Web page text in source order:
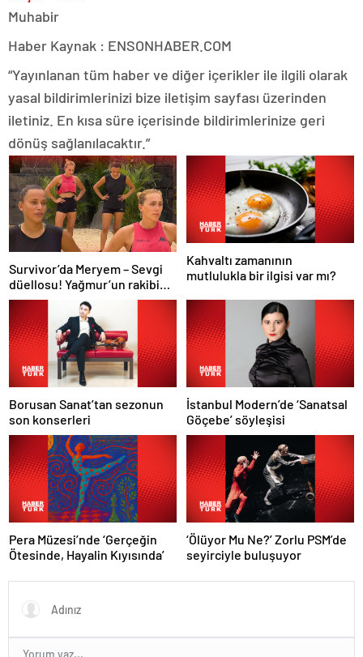
Muhabir
Haber Kaynak : ENSONHABER.COM
“Yayınlanan tüm haber ve diğer içerikler ile ilgili olarak
yasal bildirimlerinizi bize iletişim sayfası üzerinden
iletiniz. En kısa süre içerisinde bildirimlerinize geri
dönüş sağlanılacaktır.”
Survivor’da Meryem – Sevgi
düellosu! Yağmur’un rakibi
belli oldu
Kahvaltı zamanının
mutlulukla bir ilgisi var mı?
Borusan Sanat’tan sezonun
son konserleri
İstanbul Modern’de ‘Sanatsal
Göçebe’ söyleşisi
Pera Müzesi’nde ‘Gerçeğin
Ötesinde, Hayalin Kıyısında’
‘Ölüyor Mu Ne?’ Zorlu PSM’de
seyirciyle buluşuyor